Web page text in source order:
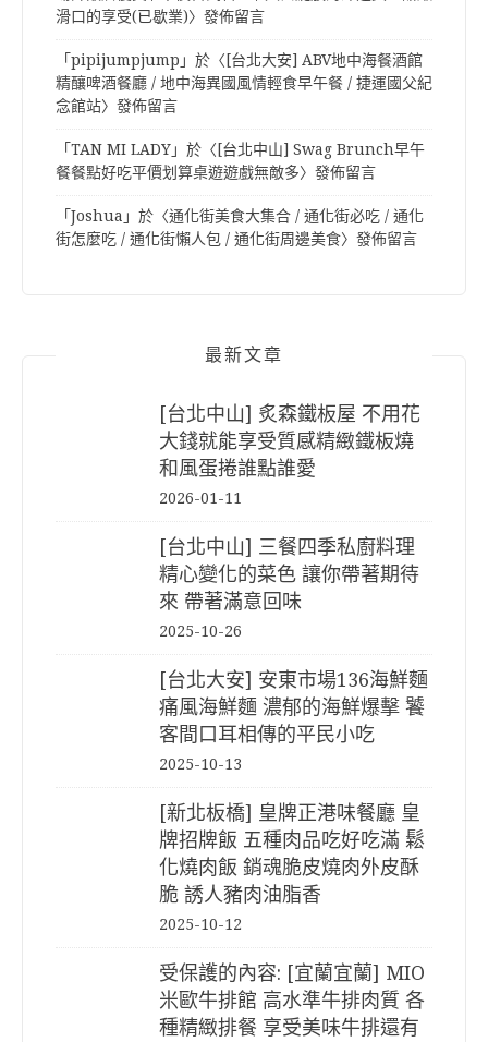
滑口的享受(已歇業)〉發佈留言
「pipijumpjump 」於〈 [台北大安] ABV地中海餐酒館
精釀啤酒餐廳 / 地中海異國風情輕食早午餐 / 捷運國父紀
念館站〉發佈留言
「TAN MI LADY」於〈 [台北中山] Swag Brunch早午
餐餐點好吃平價划算桌遊遊戲無敵多〉發佈留言
「Joshua 」於〈通化街美食大集合 / 通化街必吃 / 通化
街怎麼吃 / 通化街懶人包 / 通化街周邊美食〉發佈留言
最新文章
[台北中山] 炙森鐵板屋 不用花
大錢就能享受質感精緻鐵板燒
和風蛋捲誰點誰愛
2026-01-11
[台北中山] 三餐四季私廚料理
精心變化的菜色 讓你帶著期待
來 帶著滿意回味
2025-10-26
[台北大安] 安東市場136海鮮麵
痛風海鮮麵 濃郁的海鮮爆擊 饕
客間口耳相傳的平民小吃
2025-10-13
[新北板橋] 皇牌正港味餐廳 皇
牌招牌飯 五種肉品吃好吃滿 鬆
化燒肉飯 銷魂脆皮燒肉外皮酥
脆 誘人豬肉油脂香
2025-10-12
受保護的內容: [宜蘭宜蘭] MIO
米歐牛排館 高水準牛排肉質 各
種精緻排餐 享受美味牛排還有